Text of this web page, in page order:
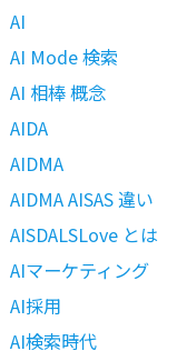
AI
AI Mode 検索
AI 相棒 概念
AIDA
AIDMA
AIDMA AISAS 違い
AISDALSLove とは
AIマーケティング
AI採用
AI検索時代